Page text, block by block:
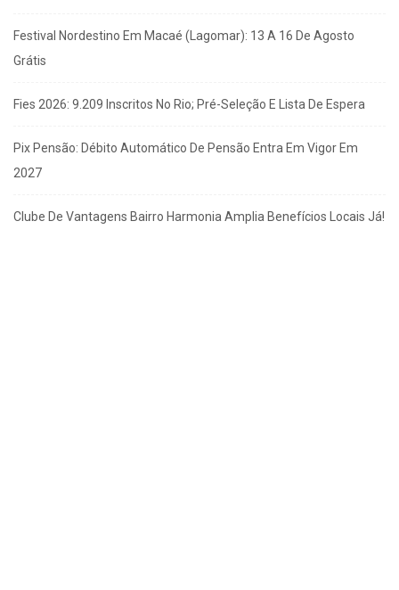
Festival Nordestino Em Macaé (Lagomar): 13 A 16 De Agosto
Grátis
Fies 2026: 9.209 Inscritos No Rio; Pré-Seleção E Lista De Espera
Pix Pensão: Débito Automático De Pensão Entra Em Vigor Em
2027
Clube De Vantagens Bairro Harmonia Amplia Benefícios Locais Já!